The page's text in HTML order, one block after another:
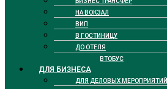
НА ВОКЗАЛ
ВИП
В ГОСТИНИЦУ
ДО ОТЕЛЯ
ТАКСИ АВТОБУС
ДЛЯ БИЗНЕСА
ДЛЯ ДЕЛОВЫХ МЕРОПРИЯТИЙ